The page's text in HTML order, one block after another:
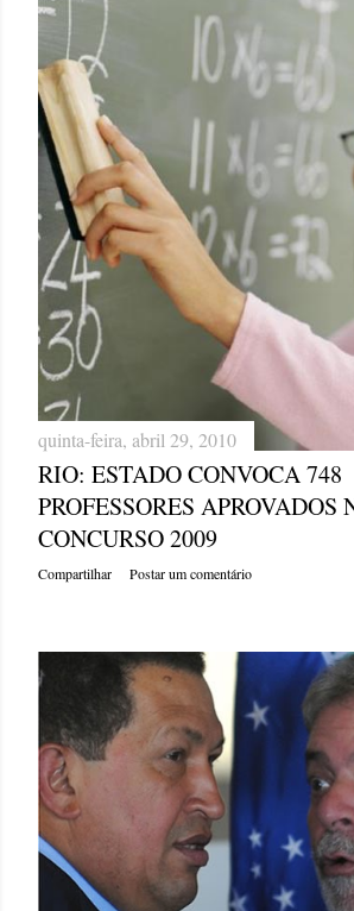
quinta-feira, abril 29, 2010
RIO: ESTADO CONVOCA 748
PROFESSORES APROVADOS
CONCURSO 2009
Compartilhar Postar um comentário